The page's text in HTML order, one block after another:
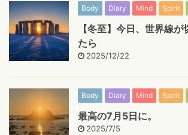
Body Diary Mind Spirit
【冬至】今日、世界線
たら
2025/12/22
Body Diary Mind Spirit
最高の7月5日に。
2025/7/5